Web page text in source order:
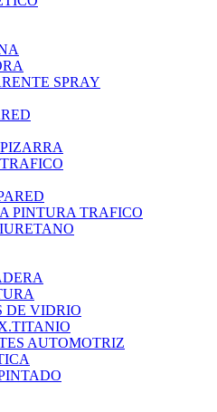
SPRAY
PINTURA TRAFICO
DE VIDRIO
AUTOMOTRIZ